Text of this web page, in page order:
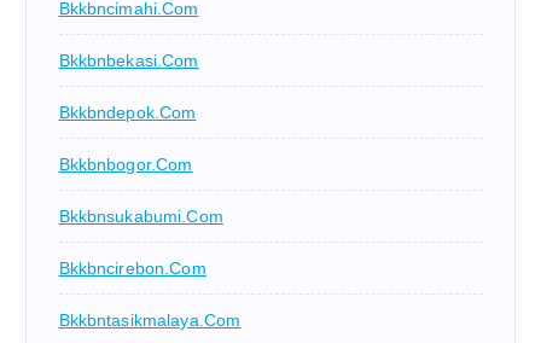
Bkkbncimahi.com
Bkkbnbekasi.com
Bkkbndepok.com
Bkkbnbogor.com
Bkkbnsukabumi.com
Bkkbncirebon.com
Bkkbntasikmalaya.com